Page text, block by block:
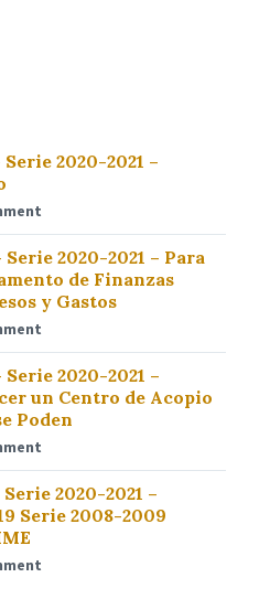
2020-2021 –
2020-2021 – Para
de Finanzas
y Gastos
2020-2021 –
un Centro de Acopio
Poden
2020-2021 –
Serie 2008-2009